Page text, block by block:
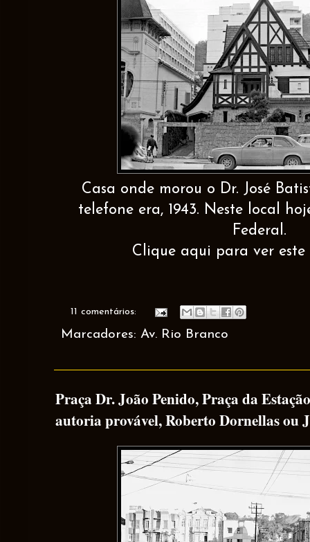
Casa onde morou o Dr. José
telefone era, 1943. Neste local
Federal.
Clique aqui para ver
11 comentários:
Marcadores: Av. Rio Branco
Praça Dr. João Penido, Praça da
autoria provável, Roberto Dornellas ou